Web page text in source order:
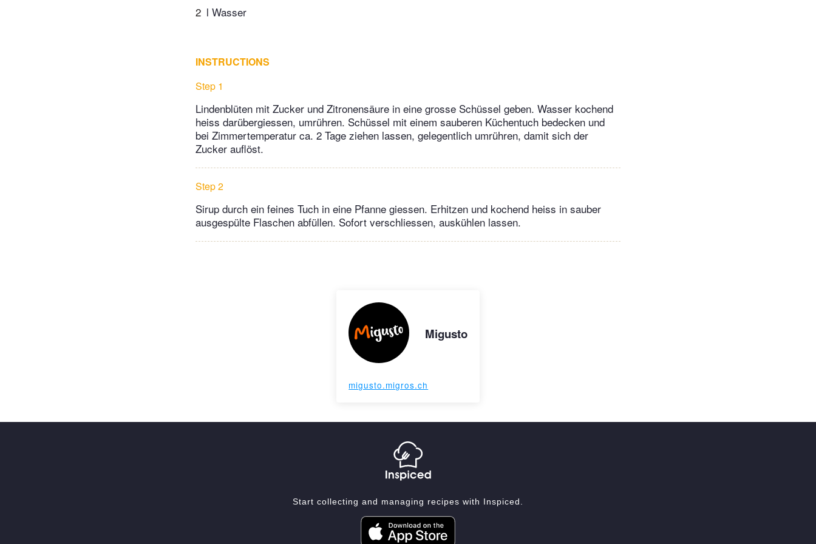
2 l Wasser
INSTRUCTIONS
Step 1
Lindenblüten mit Zucker und Zitronensäure in eine grosse Schüssel geben. Wasser kochend
heiss darübergiessen, umrühren. Schüssel mit einem sauberen Küchentuch bedecken und
bei Zimmertemperatur ca. 2 Tage ziehen lassen, gelegentlich umrühren, damit sich der
Zucker auflöst.
Step 2
Sirup durch ein feines Tuch in eine Pfanne giessen. Erhitzen und kochend heiss in sauber
ausgespülte Flaschen abfüllen. Sofort verschliessen, auskühlen lassen.
Migusto
migusto.migros.ch
Start collecting and managing recipes with Inspiced.